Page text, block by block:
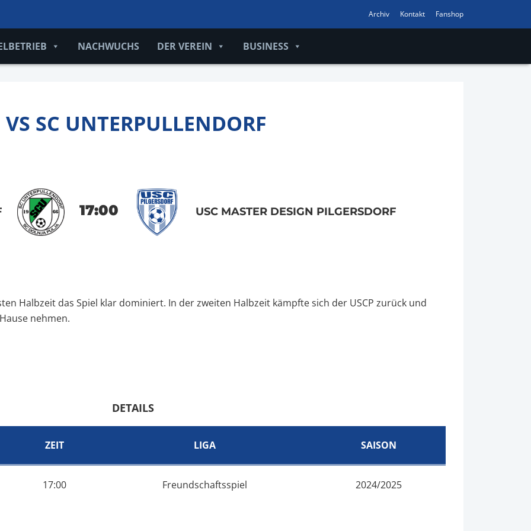
Archiv Kontakt Fanshop
NACHWUCHS DER VEREIN BUSINESS
SC UNTERPULLENDORF
17:00 USC MASTER DESIGN PILGERSDORF
Halbzeit das Spiel klar dominiert. In der zweiten Halbzeit kämpfte sich der USCP zurück und
nehmen.
DETAILS
ZEIT LIGA SAISON
17:00 Freundschaftsspiel 2024/2025